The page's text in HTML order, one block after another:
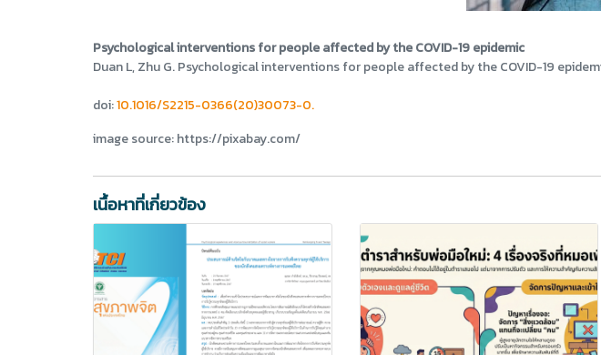
Psychological interventions for people affected by the COVID-19 epidemic
Duan L, Zhu G. Psychological interventions for people affected by the COVID-19
doi:10.1016/S2215-0366(20)30073-0.
image source: https://pixabay.com/
เนื้อหาที่เกี่ยวข้อง